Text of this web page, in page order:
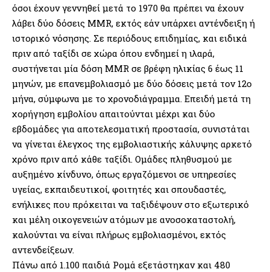
όσοι έχουν γεννηθεί μετά το 1970 θα πρέπει να έχουν
λάβει δύο δόσεις MMR, εκτός εάν υπάρχει αντένδειξη ή
ιστορικό νόσησης. Σε περιόδους επιδημίας, και ειδικά
πριν από ταξίδι σε χώρα όπου ενδημεί η ιλαρά,
συστήνεται μία δόση MMR σε βρέφη ηλικίας 6 έως 11
μηνών, με επανεμβολιασμό με δύο δόσεις μετά τον 12ο
μήνα, σύμφωνα με το χρονοδιάγραμμα. Επειδή μετά τη
χορήγηση εμβολίου απαιτούνται μέχρι και δύο
εβδομάδες για αποτελεσματική προστασία, συνιστάται
να γίνεται έλεγχος της εμβολιαστικής κάλυψης αρκετό
χρόνο πριν από κάθε ταξίδι. Ομάδες πληθυσμού με
αυξημένο κίνδυνο, όπως εργαζόμενοι σε υπηρεσίες
υγείας, εκπαιδευτικοί, φοιτητές και σπουδαστές,
ενήλικες που πρόκειται να ταξιδέψουν στο εξωτερικό
και μέλη οικογενειών ατόμων με ανοσοκαταστολή,
καλούνται να είναι πλήρως εμβολιασμένοι, εκτός
αντενδείξεων.
Πάνω από 1.100 παιδιά Ρομά εξετάστηκαν και 480